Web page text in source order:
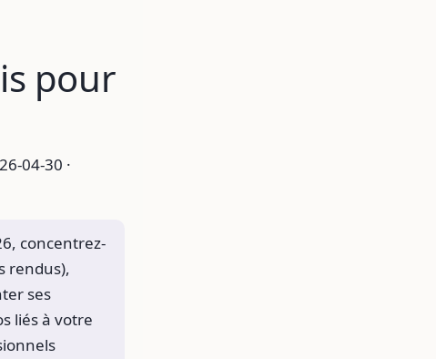
pour
04-30 ·
concentrez-
rendus),
ses
liés à votre